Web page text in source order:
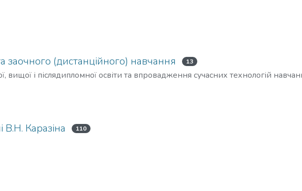
заочного (дистанційного) навчання 13
вищої і післядипломної освіти та впровадження сучасних технологій
В.Н. Каразіна 110